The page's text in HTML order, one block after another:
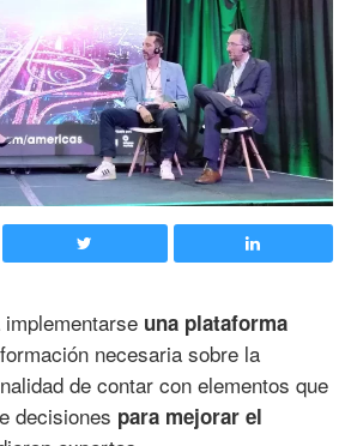
una plataforma
necesaria sobre la
de contar con elementos que
decisiones para mejorar el